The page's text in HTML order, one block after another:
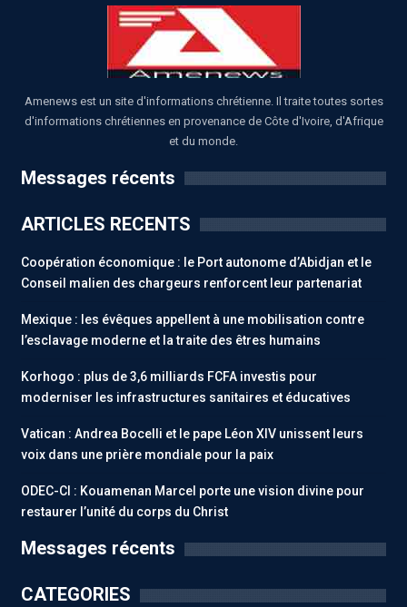
Amenews est un site d'informations chrétienne. Il traite toutes sortes
d'informations chrétiennes en provenance de Côte d'Ivoire, d'Afrique
et du monde.
Messages récents
ARTICLES RECENTS
Coopération économique : le Port autonome d’Abidjan et le
Conseil malien des chargeurs renforcent leur partenariat
Mexique : les évêques appellent à une mobilisation contre
l’esclavage moderne et la traite des êtres humains
Korhogo : plus de 3,6 milliards FCFA investis pour
moderniser les infrastructures sanitaires et éducatives
Vatican : Andrea Bocelli et le pape Léon XIV unissent leurs
voix dans une prière mondiale pour la paix
ODEC-CI : Kouamenan Marcel porte une vision divine pour
restaurer l’unité du corps du Christ
Messages récents
CATEGORIES